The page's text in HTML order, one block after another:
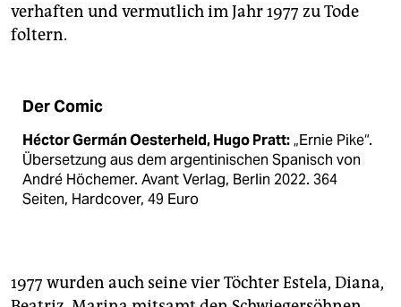
verhaften und vermutlich im Jahr 1977 zu Tode
foltern.
Der Comic
Héctor Germán Oesterheld, Hugo Pratt:„Ernie Pike“.
Übersetzung aus dem argentinischen Spanisch von
André Höchemer. Avant Verlag, Berlin 2022. 364
Seiten, Hardcover, 49 Euro
1977 wurden auch seine vier Töchter Estela, Diana,